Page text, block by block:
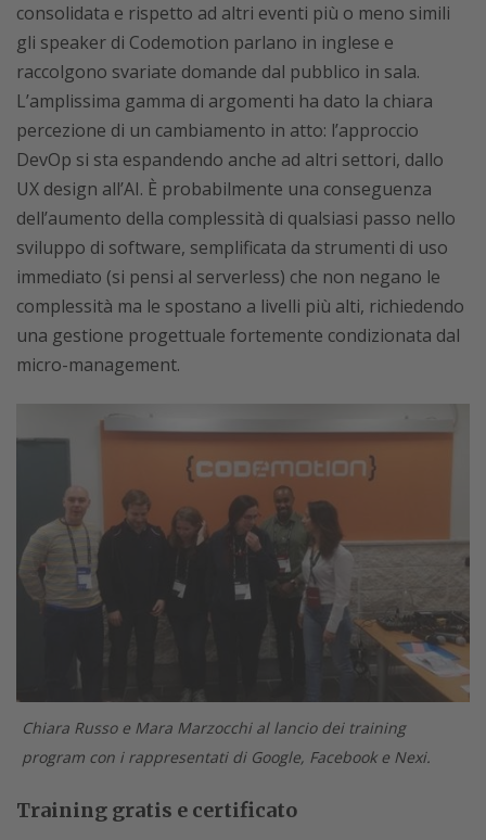
consolidata e rispetto ad altri eventi più o meno simili
gli speaker di Codemotion parlano in inglese e
raccolgono svariate domande dal pubblico in sala.
L’amplissima gamma di argomenti ha dato la chiara
percezione di un cambiamento in atto: l’approccio
DevOp si sta espandendo anche ad altri settori, dallo
UX design all’AI. È probabilmente una conseguenza
dell’aumento della complessità di qualsiasi passo nello
sviluppo di software, semplificata da strumenti di uso
immediato (si pensi al serverless) che non negano le
complessità ma le spostano a livelli più alti, richiedendo
una gestione progettuale fortemente condizionata dal
micro-management.
Chiara Russo e Mara Marzocchi al lancio dei training
program con i rappresentati di Google, Facebook e Nexi.
Training gratis e certificato